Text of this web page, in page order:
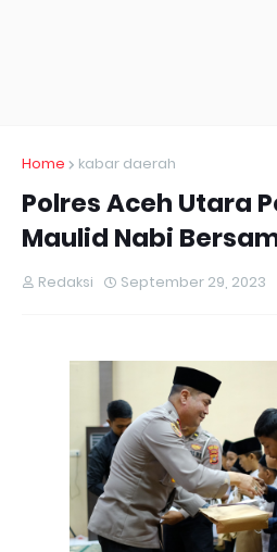
Home kabar daerah
Polres Aceh Utara
Maulid Nabi
Redaksi September 29, 2023